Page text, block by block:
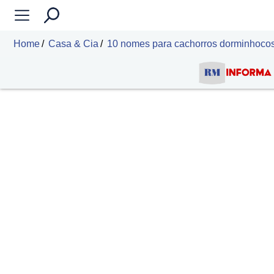
Home Casa & Cia 10 nomes para cachorros